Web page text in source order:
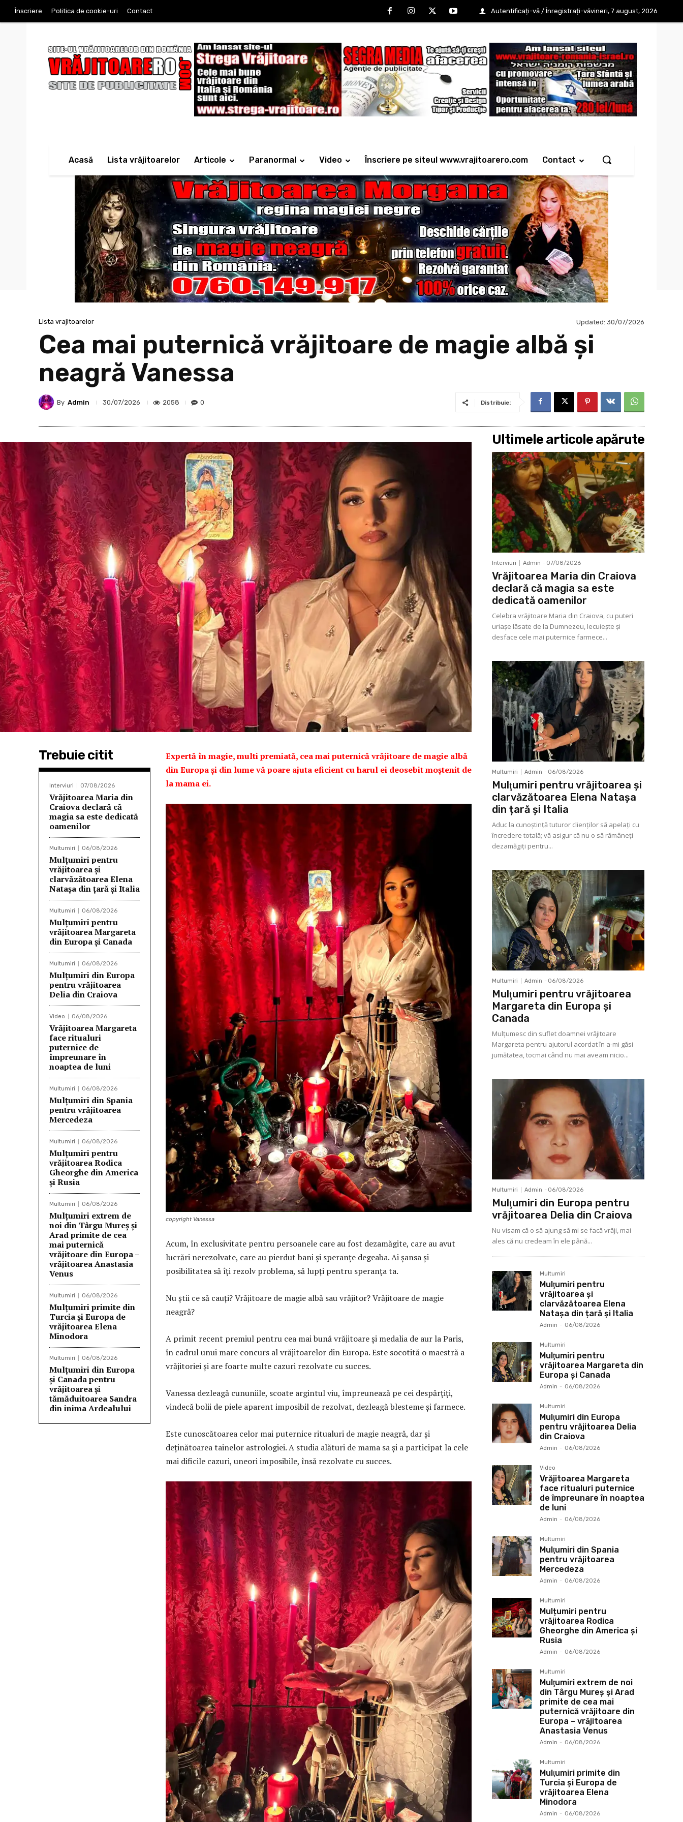
vineri, 7 august, 2026
Înscriere Politica de cookie-uri Contact Autentificați-vă / Înregistrați-vă
Acasă Lista vrăjitoarelor Articole Paranormal Video Înscriere pe siteul www.vrajitoarero.com Contact
Lista vrajitoarelor Updated: 30/07/2026
Cea mai puternică vrăjitoare de magie albă și
neagră Vanessa
By Admin 30/07/2026 2058 0 Distribuie:
Trebuie citit
Interviuri 07/08/2026
Vrăjitoarea Maria din
Craiova declară că
magia sa este dedicată
oamenilor
Multumiri 06/08/2026
Mulţumiri pentru
vrăjitoarea și
clarvăzătoarea Elena
Natașa din țară și Italia
Multumiri 06/08/2026
Mulţumiri pentru
vrăjitoarea Margareta
din Europa și Canada
Multumiri 06/08/2026
Mulţumiri din Europa
pentru vrăjitoarea
Delia din Craiova
Video 06/08/2026
Vrăjitoarea Margareta
face ritualuri
puternice de
împreunare în
noaptea de luni
Multumiri 06/08/2026
Mulţumiri din Spania
pentru vrăjitoarea
Mercedeza
Multumiri 06/08/2026
Mulțumiri pentru
vrăjitoarea Rodica
Gheorghe din America
și Rusia
Multumiri 06/08/2026
Mulţumiri extrem de
noi din Târgu Mureș și
Arad primite de cea
mai puternică
vrăjitoare din Europa –
vrăjitoarea Anastasia
Venus
Multumiri 06/08/2026
Mulţumiri primite din
Turcia și Europa de
vrăjitoarea Elena
Minodora
Multumiri 06/08/2026
Mulțumiri din Europa
și Canada pentru
vrăjitoarea și
tămăduitoarea Sandra
din inima Ardealului
Expertă în magie, multi premiată, cea mai puternică vrăjitoare de magie albă
din Europa și din lume vă poare ajuta eficient cu harul ei deosebit moștenit de
la mama ei.
copyright Vanessa
Acum, în exclusivitate pentru persoanele care au fost dezamăgite, care au avut
lucrări nerezolvate, care au pierdut bani și speranțe degeaba. Ai șansa și
posibilitatea să îți rezolv problema, să lupți pentru speranța ta.
Nu știi ce să cauți? Vrăjitoare de magie albă sau vrăjitor? Vrăjitoare de magie
neagră?
A primit recent premiul pentru cea mai bună vrăjitoare și medalia de aur la Paris,
în cadrul unui mare concurs al vrăjitoarelor din Europa. Este socotită o maestră a
vrăjitoriei și are foarte multe cazuri rezolvate cu succes.
Vanessa dezleagă cununiile, scoate argintul viu, împreunează pe cei despărțiți,
vindecă bolii de piele aparent imposibil de rezolvat, dezleagă blesteme și farmece.
Este cunoscătoarea celor mai puternice ritualuri de magie neagră, dar și
deţinătoarea tainelor astrologiei. A studia alături de mama sa și a participat la cele
mai dificile cazuri, uneori imposibile, însă rezolvate cu succes.
Ultimele articole apărute
Interviuri Admin - 07/08/2026
Vrăjitoarea Maria din Craiova
declară că magia sa este
dedicată oamenilor
Celebra vrăjitoare Maria din Craiova, cu puteri
uriașe lăsate de la Dumnezeu, lecuieşte şi
desface cele mai puternice farmece...
Multumiri Admin - 06/08/2026
Mulţumiri pentru vrăjitoarea și
clarvăzătoarea Elena Natașa
din țară și Italia
Aduc la cunoştinţă tuturor clienţilor să apelaţi cu
încredere totală; vă asigur că nu o să rămâneţi
dezamăgiţi pentru...
Multumiri Admin - 06/08/2026
Mulţumiri pentru vrăjitoarea
Margareta din Europa și
Canada
Mulţumesc din suflet doamnei vrăjitoare
Margareta pentru ajutorul acordat în a-mi găsi
jumătatea, tocmai când nu mai aveam nicio...
Multumiri Admin - 06/08/2026
Mulţumiri din Europa pentru
vrăjitoarea Delia din Craiova
Nu visam că o să ajung să mi se facă vrăji, mai
ales că nu credeam în ele până...
Multumiri
Mulţumiri pentru
vrăjitoarea și
clarvăzătoarea Elena
Natașa din țară și Italia
Admin - 06/08/2026
Multumiri
Mulţumiri pentru
vrăjitoarea Margareta din
Europa și Canada
Admin - 06/08/2026
Multumiri
Mulţumiri din Europa
pentru vrăjitoarea Delia
din Craiova
Admin - 06/08/2026
Video
Vrăjitoarea Margareta
face ritualuri puternice
de împreunare în noaptea
de luni
Admin - 06/08/2026
Multumiri
Mulţumiri din Spania
pentru vrăjitoarea
Mercedeza
Admin - 06/08/2026
Multumiri
Mulțumiri pentru
vrăjitoarea Rodica
Gheorghe din America și
Rusia
Admin - 06/08/2026
Multumiri
Mulţumiri extrem de noi
din Târgu Mureș și Arad
primite de cea mai
puternică vrăjitoare din
Europa – vrăjitoarea
Anastasia Venus
Admin - 06/08/2026
Multumiri
Mulţumiri primite din
Turcia și Europa de
vrăjitoarea Elena
Minodora
Admin - 06/08/2026